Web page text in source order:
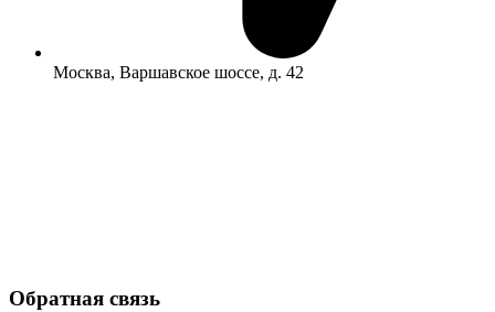
Москва, Варшавское шоссе, д. 42
Обратная связь